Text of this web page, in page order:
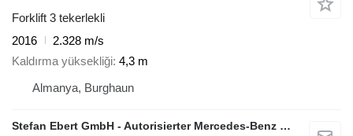
Forklift 3 tekerlekli
2016
2.328 m/s
Kaldırma yüksekliği 4,3 m
Almanya, Burghaun
Stefan Ebert GmbH - Autorisierter Mercedes-Benz Servicepartner